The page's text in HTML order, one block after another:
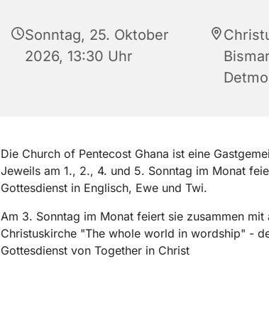
Sonntag, 25. Oktober
2026, 13:30 Uhr
Die Church of Pentecost Ghana ist eine
Jeweils am 1., 2., 4. und 5. Sonntag im Monat
Gottesdienst in Englisch, Ewe und Twi.
Am 3. Sonntag im Monat feiert sie zusammen
Christuskirche "The whole world in wordship" -
Gottesdienst von Together in Christ